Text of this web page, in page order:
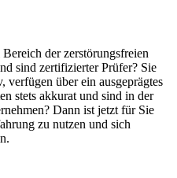
der zerstörungsfreien
sind zertifizierter Prüfer? Sie
verfügen über ein ausgeprägtes
stets akkurat und sind in der
Dann ist jetzt für Sie
zu nutzen und sich